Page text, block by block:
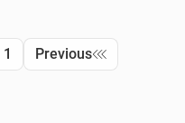
Previous
1